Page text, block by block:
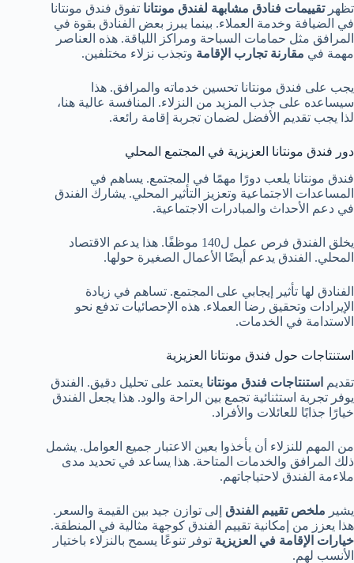
تظهرتقييمات فنادق مشابهة لفندق مونتانا تفوق فندق مونتانا
في الضيافة وخدمة العملاء. بينما يبرز بعض الفنادق بقوة في
المرافق مثل حمامات السباحة ومراكز اللياقة. هذه العناصر
مهمة في مقارنة تجارب الإقامة وتجذب نزلاء مختلفين.
يجب على فندق مونتانا تحسين خدماته والمرافق. هذا
سيساعده على جذب المزيد من النزلاء. المنافسة عالية هنا،
لذا يجب تقديم الأفضل لضمان تجربة إقامة رائعة.
دور فندق مونتانا العزيزية في المجتمع المحلي
فندق مونتانا يلعب دورًا مهمًا في المجتمع. يساهم في
المساعدات الاجتماعية وتعزيز التأثير المحلي. يشارك الفندق
في دعم الأحداث والمبادرات الاجتماعية.
يخلق الفندق فرص عمل ل140 موظفًا. هذا يدعم الاقتصاد
المحلي. الفندق يدعم أيضًا الأعمال الصغيرة حولها.
الفنادق لها تأثير إيجابي على المجتمع. تساهم في زيادة
الإيرادات وتحقيق رضا العملاء. هذه الإحصائيات تدفع نحو
الاستدامة في الخدمات.
استنتاجات حول فندق مونتانا العزيزية
تقديم استنتاجات فندق مونتانا يعتمد على تحليل دقيق. الفندق
يوفر تجربة استثنائية تجمع بين الراحة والود. هذا يجعل الفندق
خيارًا جذابًا للعائلات والأفراد.
من المهم للنزلاء أن يأخذوا بعين الاعتبار جميع العوامل. يشمل
ذلك المرافق والخدمات المتاحة. هذا يساعد في تحديد مدى
ملاءمة الفندق لاحتياجاتهم.
يشير ملخص تقييم الفندق إلى توازن جيد بين القيمة والسعر.
هذا يعزز من إمكانية تقييم الفندق كوجهة مثالية في المنطقة.
خيارات الإقامة في العزيزية توفر تنوعًا يسمح بالنزلاء باختيار
الأنسب لهم.